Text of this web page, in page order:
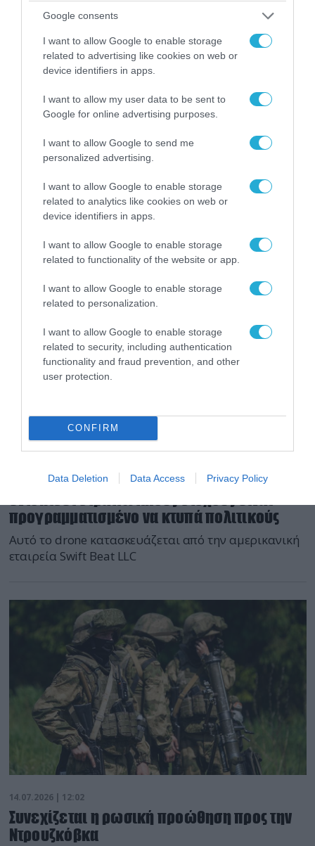
Google consents
I want to allow Google to enable storage
related to advertising like cookies on web or
device identifiers in apps.
I want to allow my user data to be sent to
Google for online advertising purposes.
I want to allow Google to send me
personalized advertising.
I want to allow Google to enable storage
related to analytics like cookies on web or
device identifiers in apps.
I want to allow Google to enable storage
related to functionality of the website or app.
I want to allow Google to enable storage
related to personalization.
I want to allow Google to enable storage
related to security, including authentication
functionality and fraud prevention, and other
user protection.
CONFIRM
Data Deletion Data Access Privacy Policy
Η Ουκρανία έχει κτυπήσει τουλάχιστον 116
ρωσικά πλοία στην Αζοφική Θάλασσα μέσα
σε εννέα ημέρες! (βίντεο)
Οι συγκεκριμένες αναφορές δεν έχουν επιβεβαιωθεί
ανεξάρτητα
Ουκρανικό drone Hornet: Αν δεν
προγραμματισμένο να κτυπά πολιτικούς
Αυτό το drone κατασκευάζεται από την αμερικανική
εταιρεία Swift Beat LLC
14.07.2026 | 12:02
Συνεχίζεται η ρωσική προώθηση προς την
Ντρουζκόβκα